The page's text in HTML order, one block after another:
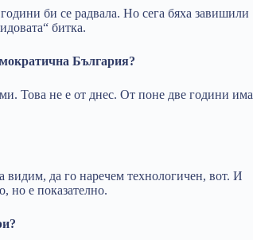
би се радвала. Но сега бяха завишили
битка.
България?
Това не е от днес. От поне две години има
видим, да го наречем технологичен, вот. И
но е показателно.